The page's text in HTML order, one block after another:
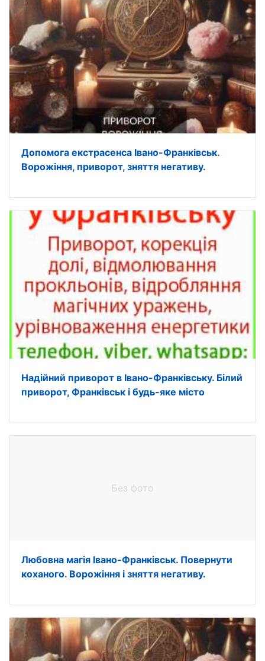
Допомога екстрасенса Івано-Франківськ.
Ворожіння, приворот, зняття негативу.
Надійний приворот в Івано-Франківську. Білий
приворот, Франківськ і будь-яке місто
Без фото
Любовна магія Івано-Франківськ. Повернути
коханого. Ворожіння і зняття негативу.